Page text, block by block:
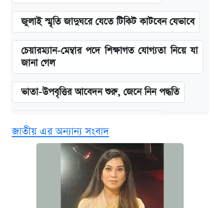
জুলাই স্মৃতি জাদুঘরে যেতে টিকিট কাটবেন যেভাবে
চেয়ারম্যান-মেম্বার পদে শিক্ষাগত যোগ্যতা নিয়ে যা
জানা গেল
ভাতা-উপবৃত্তির আবেদন শুরু, জেনে নিন পদ্ধতি
‘গুলশানের চামেলি’ তে যৌনকর্মীর দালাল অ্যাডলফ
আজ শুক্রবার রাজধানীর যেসব মার্কেট-দোকানপাট
জাতীয় এর অন্যান্য সংবাদ